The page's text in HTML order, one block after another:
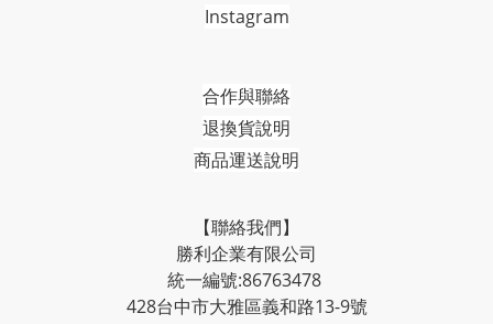
Instagram
合作與聯絡
退換貨說明
商品運送說明
【聯絡我們】
勝利企業有限公司
統一編號:86763478
428台中市大雅區義和路13-9號